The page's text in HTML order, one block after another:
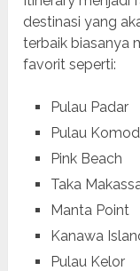
destinasi yang
terbaik biasanya
favorit seperti:
Pulau Padar
Pulau
Pink Beach
Taka
Manta Point
Kanawa
Pulau Kelor